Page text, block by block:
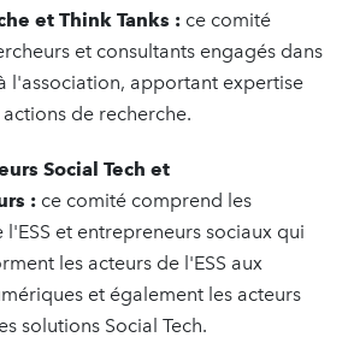
et Think Tanks : ce comité
et consultants engagés dans
l'association, apportant expertise
de recherche.
Social Tech et
: ce comité comprend les
et entrepreneurs sociaux qui
les acteurs de l'ESS aux
et également les acteurs
solutions Social Tech.